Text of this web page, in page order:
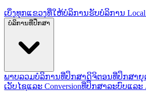
ເບິ່ງທຸກແຂວງທີ່ໃຫ້ບໍລິການຮັບບໍລິການ
ບໍລິການທີ່ປຶກສາ
ພາບລວມບໍລິການທີ່ປຶກສາດິຈິຕອນທີ່ປຶກສາຍຸ
ເວັບໄຊແລະ Conversionທີ່ປຶກສາລະບົບແລະ